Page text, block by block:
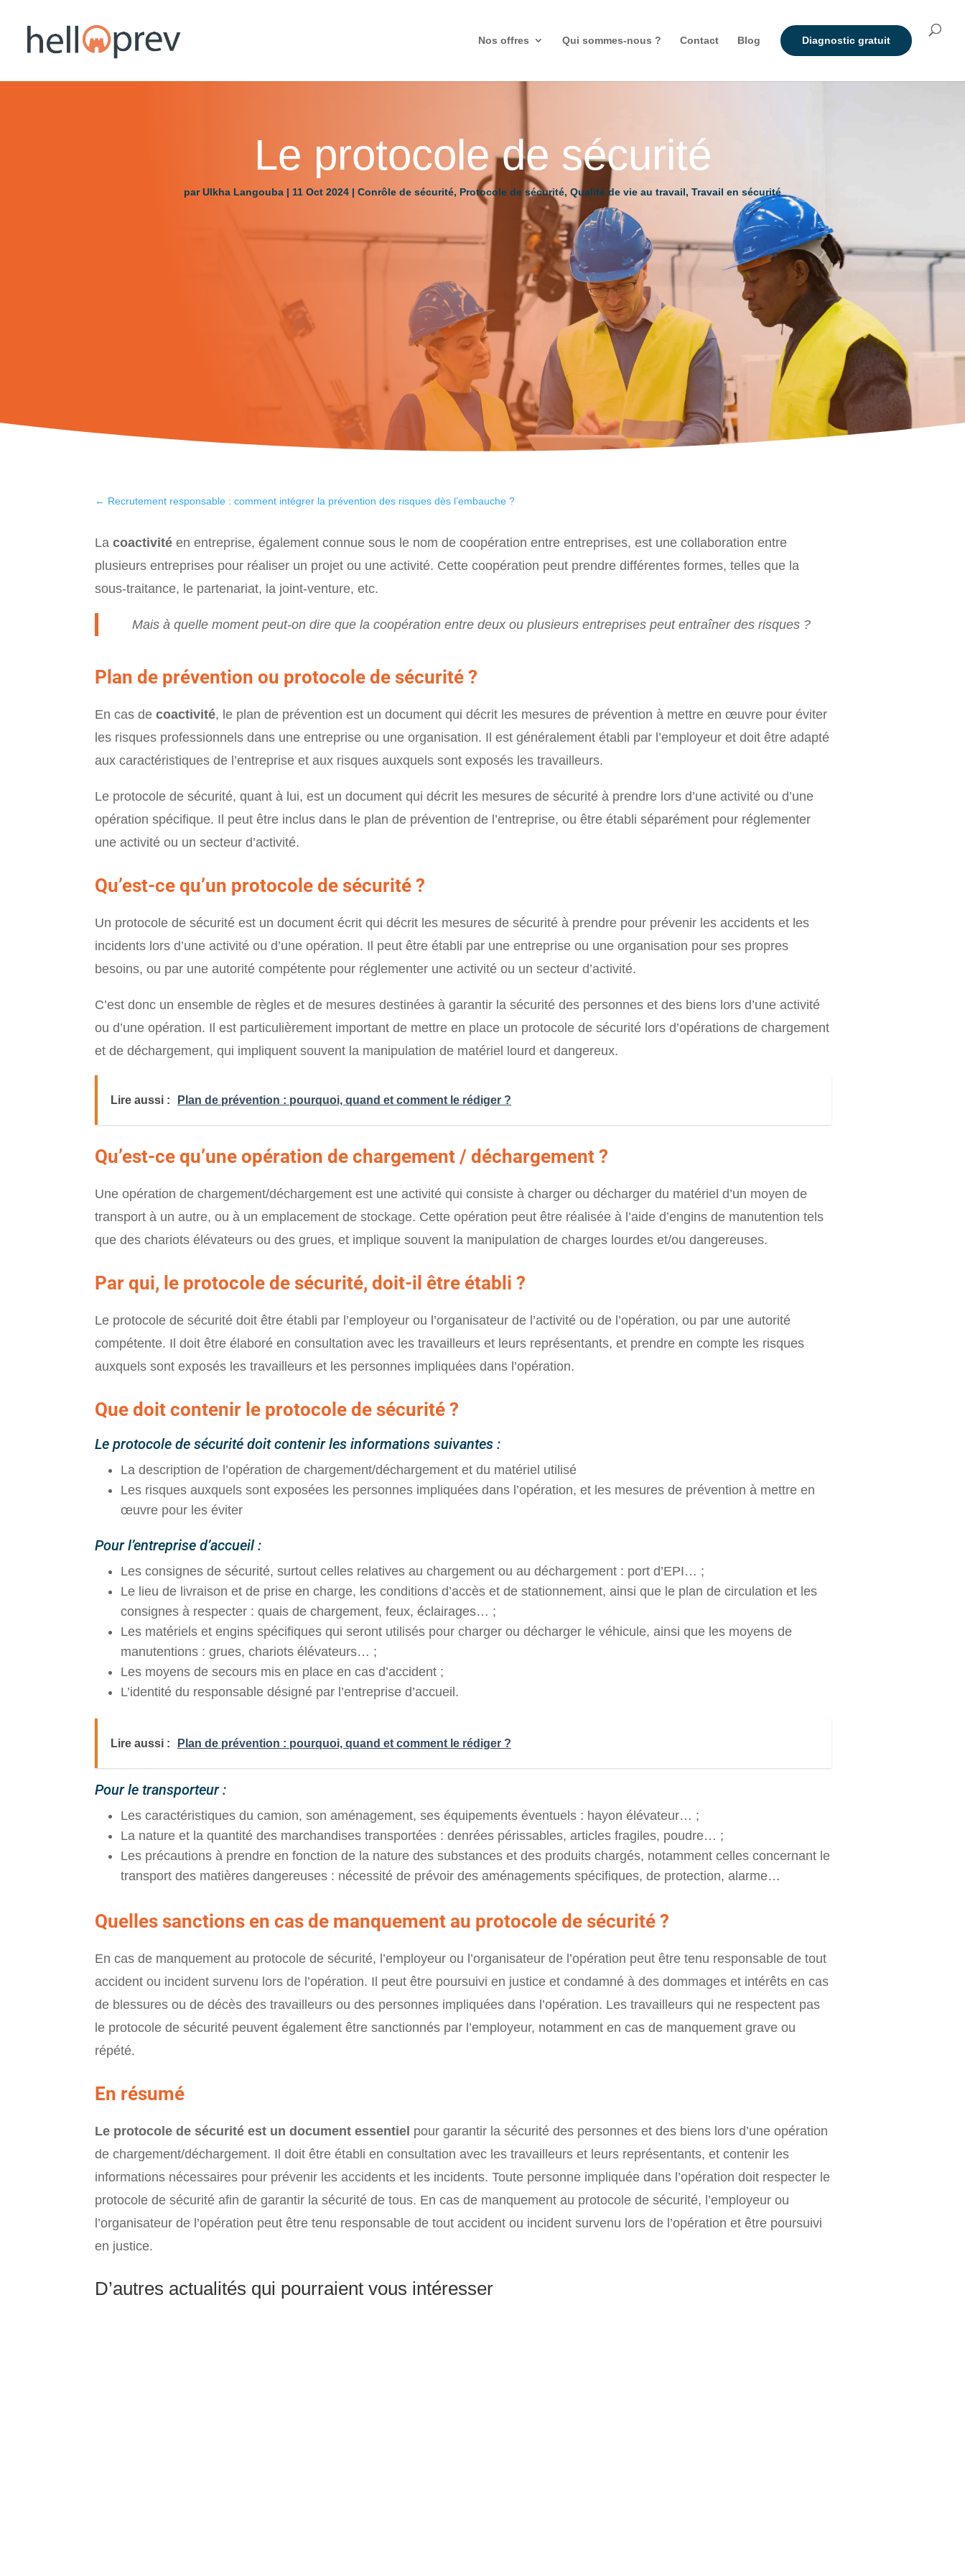
Nos offres Qui sommes-nous ? Contact Blog Diagnostic gratuit
Le protocole de sécurité
parUlkha Langouba | 11 Oct 2024 | Conrôle de sécurité, Protocole de sécurité, Qualité de vie au travail, Travail en sécurité
← Recrutement responsable : comment intégrer la prévention des risques dès l’embauche ?
La coactivité en entreprise, également connue sous le nom de coopération entre entreprises, est une collaboration entre
plusieurs entreprises pour réaliser un projet ou une activité. Cette coopération peut prendre différentes formes, telles que la
sous-traitance, le partenariat, la joint-venture, etc.
Mais à quelle moment peut-on dire que la coopération entre deux ou plusieurs entreprises peut entraîner des risques ?
Plan de prévention ou protocole de sécurité ?
En cas de coactivité, le plan de prévention est un document qui décrit les mesures de prévention à mettre en œuvre pour éviter
les risques professionnels dans une entreprise ou une organisation. Il est généralement établi par l’employeur et doit être adapté
aux caractéristiques de l’entreprise et aux risques auxquels sont exposés les travailleurs.
Le protocole de sécurité, quant à lui, est un document qui décrit les mesures de sécurité à prendre lors d’une activité ou d’une
opération spécifique. Il peut être inclus dans le plan de prévention de l’entreprise, ou être établi séparément pour réglementer
une activité ou un secteur d’activité.
Qu’est-ce qu’un protocole de sécurité ?
Un protocole de sécurité est un document écrit qui décrit les mesures de sécurité à prendre pour prévenir les accidents et les
incidents lors d’une activité ou d’une opération. Il peut être établi par une entreprise ou une organisation pour ses propres
besoins, ou par une autorité compétente pour réglementer une activité ou un secteur d’activité.
C’est donc un ensemble de règles et de mesures destinées à garantir la sécurité des personnes et des biens lors d’une activité
ou d’une opération. Il est particulièrement important de mettre en place un protocole de sécurité lors d’opérations de chargement
et de déchargement, qui impliquent souvent la manipulation de matériel lourd et dangereux.
Lire aussi : Plan de prévention : pourquoi, quand et comment le rédiger ?
Qu’est-ce qu’une opération de chargement / déchargement ?
Une opération de chargement/déchargement est une activité qui consiste à charger ou décharger du matériel d’un moyen de
transport à un autre, ou à un emplacement de stockage. Cette opération peut être réalisée à l’aide d’engins de manutention tels
que des chariots élévateurs ou des grues, et implique souvent la manipulation de charges lourdes et/ou dangereuses.
Par qui, le protocole de sécurité, doit-il être établi ?
Le protocole de sécurité doit être établi par l’employeur ou l’organisateur de l’activité ou de l’opération, ou par une autorité
compétente. Il doit être élaboré en consultation avec les travailleurs et leurs représentants, et prendre en compte les risques
auxquels sont exposés les travailleurs et les personnes impliquées dans l’opération.
Que doit contenir le protocole de sécurité ?
Le protocole de sécurité doit contenir les informations suivantes :
La description de l’opération de chargement/déchargement et du matériel utilisé
Les risques auxquels sont exposées les personnes impliquées dans l’opération, et les mesures de prévention à mettre en
œuvre pour les éviter
Pour l’entreprise d’accueil :
Les consignes de sécurité, surtout celles relatives au chargement ou au déchargement : port d’EPI… ;
Le lieu de livraison et de prise en charge, les conditions d’accès et de stationnement, ainsi que le plan de circulation et les
consignes à respecter : quais de chargement, feux, éclairages… ;
Les matériels et engins spécifiques qui seront utilisés pour charger ou décharger le véhicule, ainsi que les moyens de
manutentions : grues, chariots élévateurs… ;
Les moyens de secours mis en place en cas d’accident ;
L’identité du responsable désigné par l’entreprise d’accueil.
Lire aussi : Plan de prévention : pourquoi, quand et comment le rédiger ?
Pour le transporteur :
Les caractéristiques du camion, son aménagement, ses équipements éventuels : hayon élévateur… ;
La nature et la quantité des marchandises transportées : denrées périssables, articles fragiles, poudre… ;
Les précautions à prendre en fonction de la nature des substances et des produits chargés, notamment celles concernant le
transport des matières dangereuses : nécessité de prévoir des aménagements spécifiques, de protection, alarme…
Quelles sanctions en cas de manquement au protocole de sécurité ?
En cas de manquement au protocole de sécurité, l’employeur ou l’organisateur de l’opération peut être tenu responsable de tout
accident ou incident survenu lors de l’opération. Il peut être poursuivi en justice et condamné à des dommages et intérêts en cas
de blessures ou de décès des travailleurs ou des personnes impliquées dans l’opération. Les travailleurs qui ne respectent pas
le protocole de sécurité peuvent également être sanctionnés par l’employeur, notamment en cas de manquement grave ou
répété.
En résumé
Le protocole de sécurité est un document essentiel pour garantir la sécurité des personnes et des biens lors d’une opération
de chargement/déchargement. Il doit être établi en consultation avec les travailleurs et leurs représentants, et contenir les
informations nécessaires pour prévenir les accidents et les incidents. Toute personne impliquée dans l’opération doit respecter le
protocole de sécurité afin de garantir la sécurité de tous. En cas de manquement au protocole de sécurité, l’employeur ou
l’organisateur de l’opération peut être tenu responsable de tout accident ou incident survenu lors de l’opération et être poursuivi
en justice.
D’autres actualités qui pourraient vous intéresser